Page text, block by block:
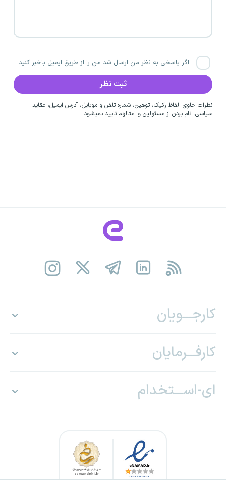
اگر پاسخی به نظر من ارسال شد من را از طریق ایمیل باخبر کنید
نظرات حاوی الفاظ رکیک، توهین، شماره تلفن و موبایل، آدرس ایمیل، عقاید
سیاسی، نام بردن از مسئولین و امثالهم تایید نمیشود.
کارجـــویان
کارفـــرمایان
ای-اســـتخدام